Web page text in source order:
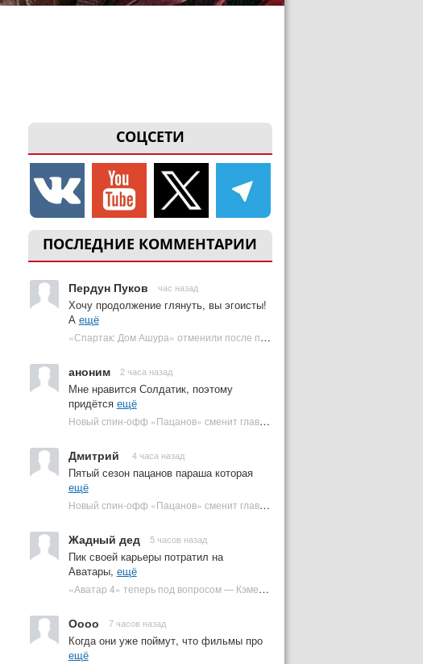
СОЦСЕТИ
ПОСЛЕДНИЕ КОММЕНТАРИИ
Пердун Пуков час назад
Хочу продолжение глянуть, вы эгоисты!
А ещё
«Спартак: Дом Ашура» отменили после первого сезона | Plugged In Ru
аноним 2 часа назад
Мне нравится Солдатик, поэтому
придётся ещё
Новый спин-офф «Пацанов» сменит главного героя | Plugged In Ru
Дмитрий 4 часа назад
Пятый сезон пацанов параша которая
ещё
Новый спин-офф «Пацанов» сменит главного героя | Plugged In Ru
Жадный дед 5 часов назад
Пик своей карьеры потратил на
Аватары, ещё
«Аватар 4» теперь под вопросом — Кэмерон решил отойти от продолжения | Plugged In Ru
Оооо 7 часов назад
Когда они уже поймут, что фильмы про
ещё